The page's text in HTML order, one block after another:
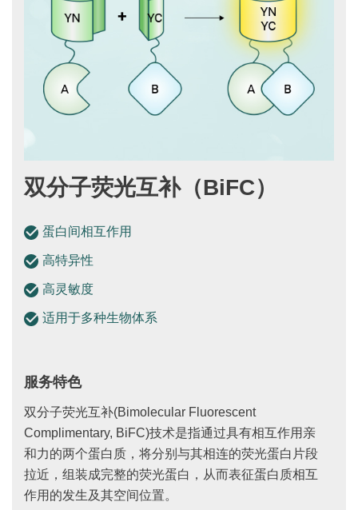
双分子荧光互补（BiFC）
蛋白间相互作用
高特异性
高灵敏度
适用于多种生物体系
服务特色
双分子荧光互补(Bimolecular Fluorescent
Complimentary, BiFC)技术是指通过具有相互作用亲
和力的两个蛋白质，将分别与其相连的荧光蛋白片段
拉近，组装成完整的荧光蛋白，从而表征蛋白质相互
作用的发生及其空间位置。